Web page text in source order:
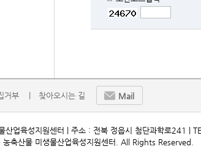
거부    | 찾아오시는 길 Mail
산업육성지원센터 | 주소 : 전북 정읍시 첨단과학로
산물 미생물산업육성지원센터. All Rights Reserved.